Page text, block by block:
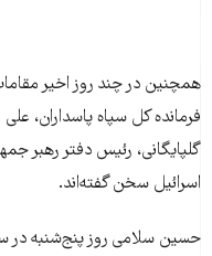
همچنین در چند روز اخیر
فرمانده کل سپاه پاسداران،
گلپایگانی، رئیس دفتر رهبر
اسرائیل سخن گفته‌اند.
حسین سلامی روز پنج‌شنبه در